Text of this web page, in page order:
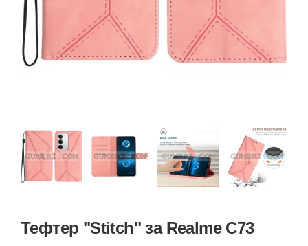
Тефтер "Stitch" за Realme C73